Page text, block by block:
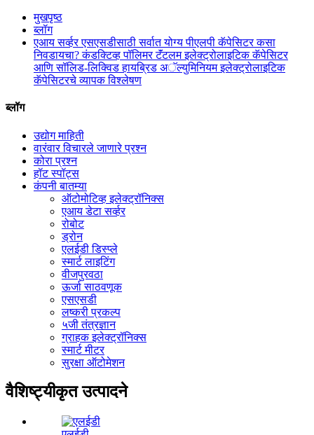
मुखपृष्ठ
ब्लॉग
एआय सर्व्हर एसएसडीसाठी सर्वात योग्य पीएलपी कॅपेसिटर कसा
निवडायचा? कंडक्टिव्ह पॉलिमर टॅंटलम इलेक्ट्रोलाइटिक कॅपेसिटर
आणि सॉलिड-लिक्विड हायब्रिड अॅल्युमिनियम इलेक्ट्रोलाइटिक
कॅपेसिटरचे व्यापक विश्लेषण
ब्लॉग
उद्योग माहिती
वारंवार विचारले जाणारे प्रश्न
कोरा प्रश्न
हॉट स्पॉट्स
कंपनी बातम्या
ऑटोमोटिव्ह इलेक्ट्रॉनिक्स
एआय डेटा सर्व्हर
रोबोट
ड्रोन
एलईडी डिस्प्ले
स्मार्ट लाइटिंग
वीजपुरवठा
ऊर्जा साठवणूक
एसएसडी
लष्करी प्रकल्प
५जी तंत्रज्ञान
ग्राहक इलेक्ट्रॉनिक्स
स्मार्ट मीटर
सुरक्षा ऑटोमेशन
वैशिष्ट्यीकृत उत्पादने